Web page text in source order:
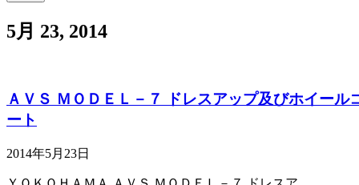
5月 23, 2014
ＡＶＳ ＭＯＤＥＬ－７ ドレスアップ及びホイール
ート
2014年5月23日